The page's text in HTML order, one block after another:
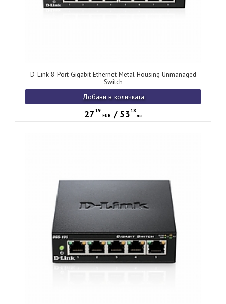
D-Link 8-Port Gigabit Ethernet Metal Housing Unmanaged
Switch
Добави в количката
27 19
EUR / 5318
лв